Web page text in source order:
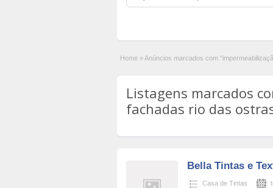
Home »Anúncios marcados com
Listagens marcados
fachadas rio das
Bella Tintas e
Casa de Tintas